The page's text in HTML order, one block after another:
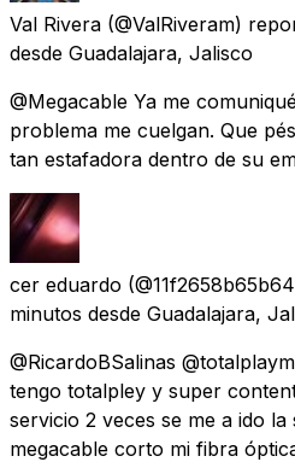
Val Rivera (@ValRiveram)
desde Guadalajara, Jalisco
@Megacable Ya me
problema me cuelgan. Que
tan estafadora dentro de su
cer eduardo
minutos desde Guadalajara,
@RicardoBSalinas
tengo totalpley y super
servicio 2 veces se me a ido
megacable corto mi fibra